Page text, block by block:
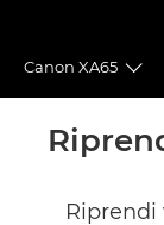
Canon XA65
Panoramica
Riprendi